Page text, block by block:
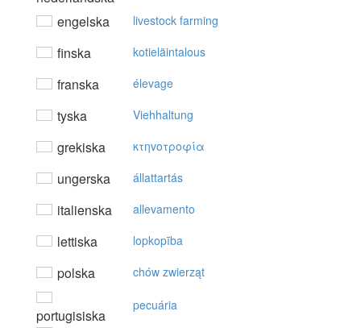
engelska livestock farming
finska kotieläintalous
franska élevage
tyska Viehhaltung
grekiska κτηvoτρoφία
ungerska állattartás
italienska allevamento
lettiska lopkopība
polska chów zwierząt
portugisiska
pecuária